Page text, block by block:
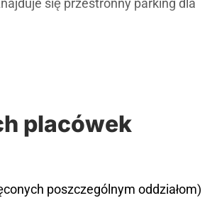
się przestronny parking dla
placówek
poszczególnym oddziałom)